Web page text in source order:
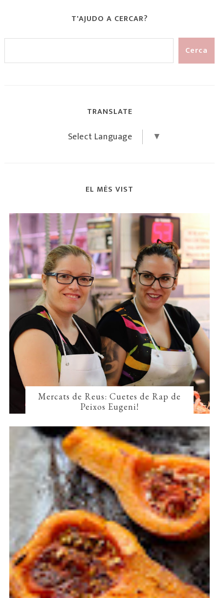
T'AJUDO A CERCAR?
TRANSLATE
Select Language ▼
EL MÉS VIST
Mercats de Reus: Cuetes de Rap de
Peixos Eugeni!